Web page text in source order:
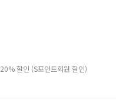
할인 (S포인트회원 할인)